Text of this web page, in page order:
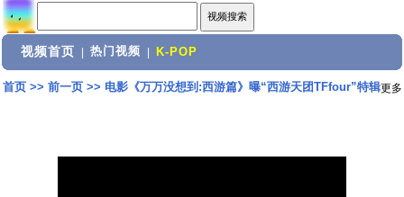
视频首页 热门视频 K-POP
首页>> 前一页>> 电影《万万没想到:西游篇》曝“西游天团TFfour”特辑更多